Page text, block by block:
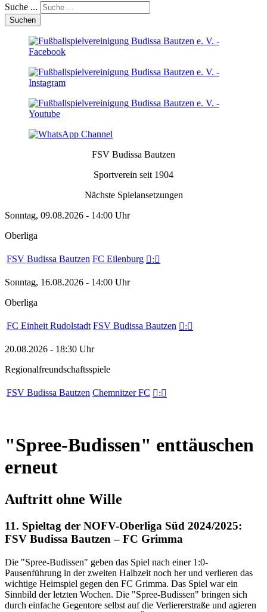
Suche ...
Suchen
FSV Budissa Bautzen
Sportverein seit 1904
Nächste Spielansetzungen
Sonntag, 09.08.2026 - 14:00 Uhr
Oberliga
FSV Budissa Bautzen FC Eilenburg :
Sonntag, 16.08.2026 - 14:00 Uhr
Oberliga
FC Einheit Rudolstadt FSV Budissa Bautzen :
20.08.2026 - 18:30 Uhr
Regionalfreundschaftsspiele
FSV Budissa Bautzen Chemnitzer FC :
"Spree-Budissen" enttäuschen
erneut
Auftritt ohne Wille
11. Spieltag der NOFV-Oberliga Süd 2024/2025:
FSV Budissa Bautzen – FC Grimma
Die "Spree-Budissen" geben das Spiel nach einer 1:0-
Pausenführung in der zweiten Halbzeit noch her und verlieren das
wichtige Heimspiel gegen den FC Grimma. Das Spiel war ein
Sinnbild der letzten Wochen. Die "Spree-Budissen" bringen sich
durch einfache Gegentore selbst auf die Verliererstraße und agieren